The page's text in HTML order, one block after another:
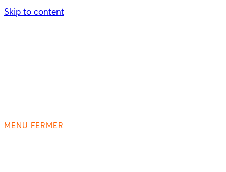
Skip to content
MENU FERMER